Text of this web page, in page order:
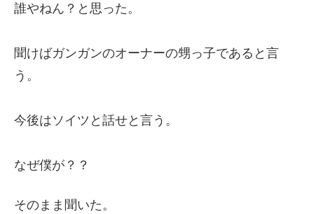
誰やねん？と思った。
聞けばガンガンのオーナーの甥っ子であると言
う。
今後はソイツと話せと言う。
なぜ僕が？？
そのまま聞いた。